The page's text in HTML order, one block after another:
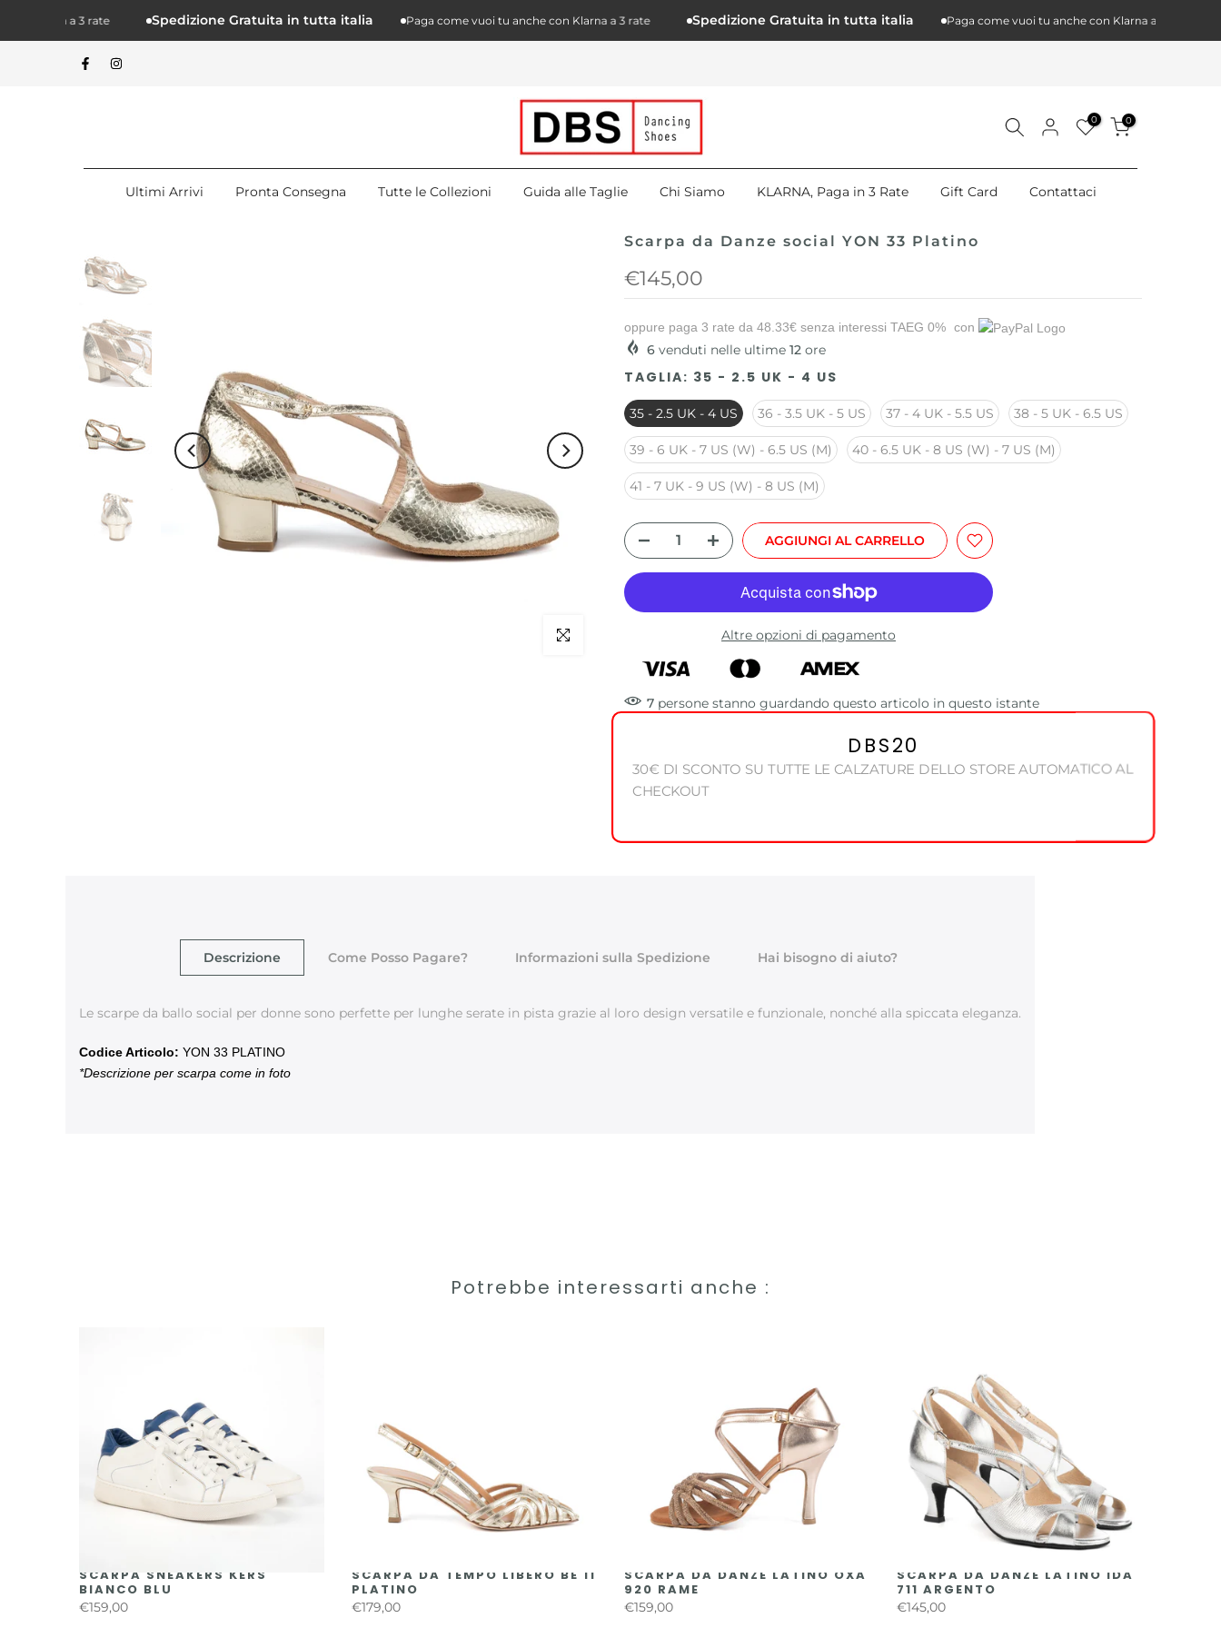
alcontenuto
a 3 rate Spedizione Gratuita in tutta italia Paga come vuoi tu anche con Klarna a 3 rate Spedizione Gratuita in tutta italia Paga come vuoi tu anche con Klarna a 3 rate
0 0
Ultimi Arrivi Pronta Consegna Tutte le Collezioni Guida alle Taglie Chi Siamo KLARNA, Paga in 3 Rate Gift Card Contattaci
Clicca per ingrandire
Scarpa da Danze social YON 33 Platino
€145,00
oppure paga 3 rate da 48.33€ senza interessi TAEG 0% con
6 venduti nelle ultime 12 ore
TAGLIA: 35 - 2.5 UK - 4 US
35 - 2.5 UK - 4 US 36 - 3.5 UK - 5 US 37 - 4 UK - 5.5 US 38 - 5 UK - 6.5 US
39 - 6 UK - 7 US (W) - 6.5 US (M) 40 - 6.5 UK - 8 US (W) - 7 US (M)
41 - 7 UK - 9 US (W) - 8 US (M)
AGGIUNGI AL CARRELLO
Altre opzioni di pagamento
7 persone stanno guardando questo articolo in questo istante
DBS20
30€ DI SCONTO SU TUTTE LE CALZATURE DELLO STORE AUTOMATICO AL
CHECKOUT
Descrizione Come Posso Pagare? Informazioni sulla Spedizione Hai bisogno di aiuto?
Le scarpe da ballo social per donne sono perfette per lunghe serate in pista grazie al loro design versatile e funzionale, nonché alla spiccata eleganza.
Codice Articolo: YON 33 PLATINO
*Descrizione per scarpa come in foto
Potrebbe interessarti anche :
SCARPA SNEAKERS KERS
BIANCO BLU
€159,00
SCARPA DA TEMPO LIBERO BE 11
PLATINO
€179,00
SCARPA DA DANZE LATINO OXA
920 RAME
€159,00
SCARPA DA DANZE LATINO IDA
711 ARGENTO
€145,00